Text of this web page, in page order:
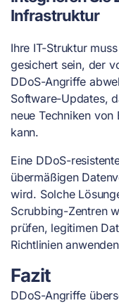
Infrastruktur
Ihre IT-Struktur
gesichert sein, der
DDoS-Angriffe
Software-Updates,
neue Techniken
kann.
Eine DDoS-
übermäßigen
wird. Solche
Scrubbing-Zentren
prüfen, legitimen
Richtlinien
Fazit
DDoS-Angriffe